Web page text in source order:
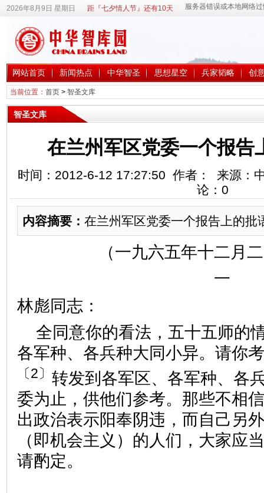
2026年8月9日 星期日 距『七夕情人节』还有10天
网站首页 新闻热点 中华智圣 思想星空 兵家韬略 创
当前位置： 首页> 智圣文库
智圣文库
在兰州军区党委一个报告
时间：2012-6-12 17:27:50 作者： 来源：
论： 0
内容摘要： 在兰州军区党委一个报告上的批
（一九六五年十二月
一
林彪同志：
全同意你的看法，五十五师的
各军种、各兵种大同小异。请你
〔2〕 转发到各军区、各军种、各
委为止，供他们参考。那些不相
出政治表示阳奉阴违，而自己另
（即机会主义）的人们，大家应
请酌定。